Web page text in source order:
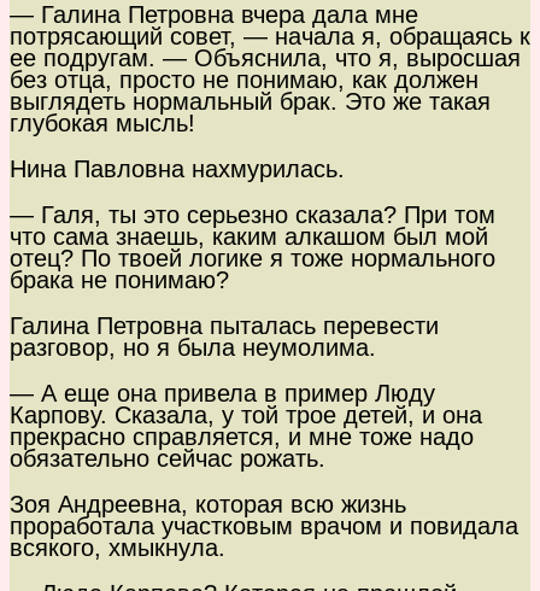
— Галина Петровна вчера дала мне
потрясающий совет, — начала я, обращаясь к
ее подругам. — Объяснила, что я, выросшая
без отца, просто не понимаю, как должен
выглядеть нормальный брак. Это же такая
глубокая мысль!
Нина Павловна нахмурилась.
— Галя, ты это серьезно сказала? При том
что сама знаешь, каким алкашом был мой
отец? По твоей логике я тоже нормального
брака не понимаю?
Галина Петровна пыталась перевести
разговор, но я была неумолима.
— А еще она привела в пример Люду
Карпову. Сказала, у той трое детей, и она
прекрасно справляется, и мне тоже надо
обязательно сейчас рожать.
Зоя Андреевна, которая всю жизнь
проработала участковым врачом и повидала
всякого, хмыкнула.